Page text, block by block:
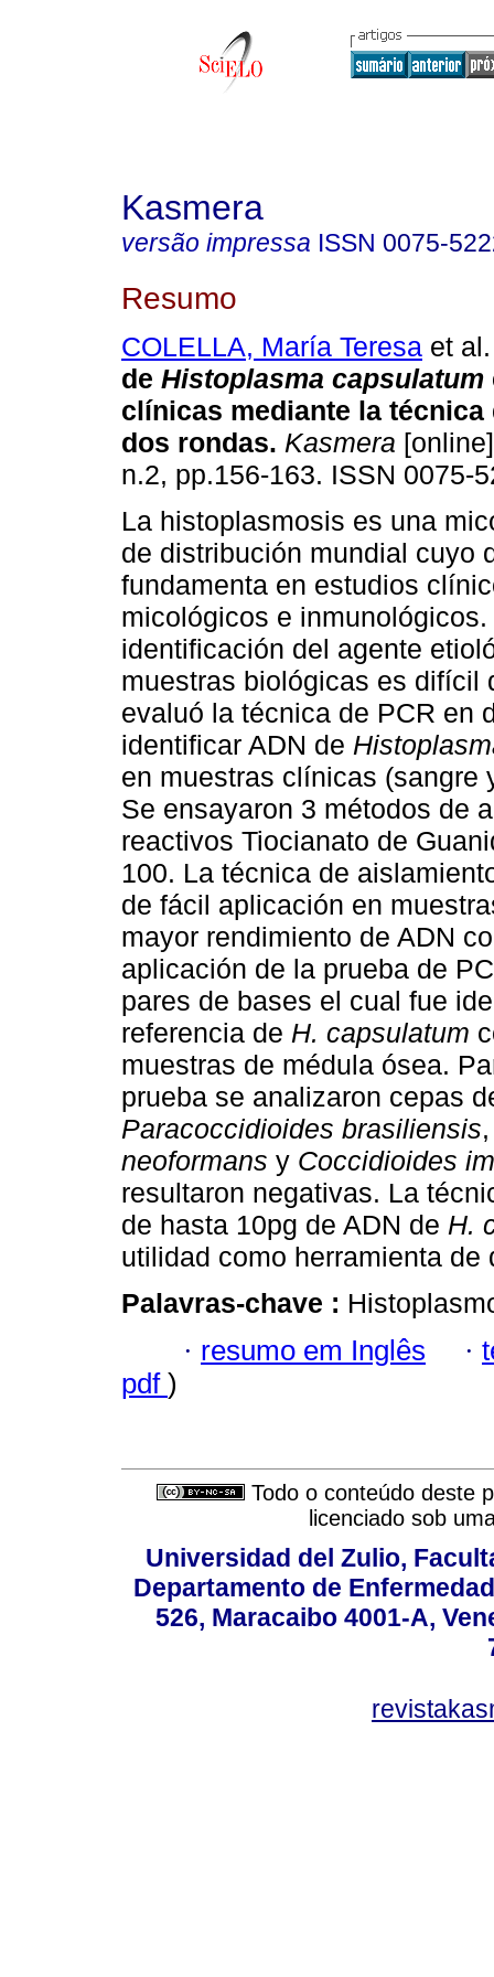
Kasmera
versão impressa ISSN 0075-
Resumo
COLELLA, María Teresa et al.
de Histoplasma capsulatum
clínicas mediante la técnica
dos rondas. Kasmera
n.2, pp.156-163. ISSN 0075-
La histoplasmosis es una
de distribución mundial cuyo
fundamenta en estudios
micológicos e inmunológicos.
identificación del agente
muestras biológicas es difícil
evaluó la técnica de PCR en
identificar ADN de
en muestras clínicas (sangre
Se ensayaron 3 métodos de
reactivos Tiocianato de
100. La técnica de
de fácil aplicación en
mayor rendimiento de ADN
aplicación de la prueba de
pares de bases el cual fue
referencia de H. capsulatum
muestras de médula ósea.
prueba se analizaron cepas
Paracoccidioides brasiliensis
neoformans y Coccidioides
resultaron negativas. La
de hasta 10pg de ADN de H.
utilidad como herramienta de
Palavras-chave :
· resumo em Inglês ·
pdf )
Todo o conteúdo deste
licenciado sob
Universidad del Zulio,
Departamento de
526, Maracaibo 4001-A,